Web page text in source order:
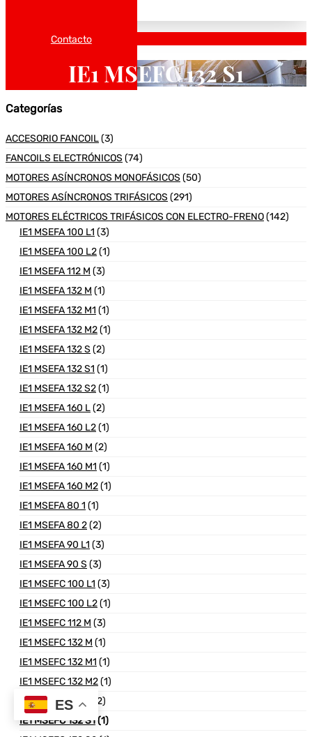
Contacto
IE1 MSEFC 132 S1
Categorías
ACCESORIO FANCOIL(3)
FANCOILS ELECTRÓNICOS (74)
MOTORES ASÍNCRONOS MONOFÁSICOS (50)
MOTORES ASÍNCRONOS TRIFÁSICOS (291)
MOTORES ELÉCTRICOS TRIFÁSICOS CON ELECTRO-FRENO(142)
IE1 MSEFA 100 L1 (3)
IE1 MSEFA 100 L2(1)
IE1 MSEFA 112 M (3)
IE1 MSEFA 132 M (1)
IE1 MSEFA 132 M1 (1)
IE1 MSEFA 132 M2(1)
IE1 MSEFA 132 S (2)
IE1 MSEFA 132 S1 (1)
IE1 MSEFA 132 S2(1)
IE1 MSEFA 160 L(2)
IE1 MSEFA 160 L2(1)
IE1 MSEFA 160 M (2)
IE1 MSEFA 160 M1 (1)
IE1 MSEFA 160 M2(1)
IE1 MSEFA 80 1 (1)
IE1 MSEFA 80 2(2)
IE1 MSEFA 90 L1 (3)
IE1 MSEFA 90 S (3)
IE1 MSEFC 100 L1 (3)
IE1 MSEFC 100 L2(1)
IE1 MSEFC 112 M (3)
IE1 MSEFC 132 M (1)
IE1 MSEFC 132 M1 (1)
IE1 MSEFC 132 M2(1)
IE1 MSEFC 132 S
(2)
IE1 MSEFC 132 S1(1)
ES